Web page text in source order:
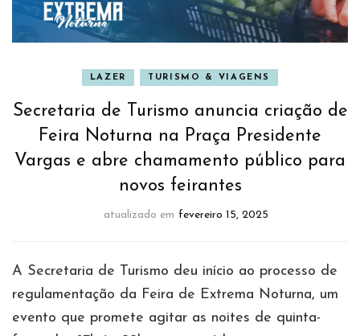
LAZER TURISMO & VIAGENS
Secretaria de Turismo anuncia criação de
Feira Noturna na Praça Presidente
Vargas e abre chamamento público para
novos feirantes
atualizado em fevereiro 15, 2025
A Secretaria de Turismo deu início ao processo de
regulamentação da Feira de Extrema Noturna, um
evento que promete agitar as noites de quinta-